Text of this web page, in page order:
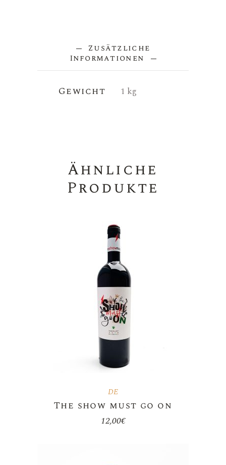
Zusätzliche
Informationen
Gewicht 1 kg
Ähnliche
Produkte
DE
The show must go on
12,00€